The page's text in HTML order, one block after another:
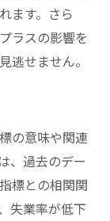
ます。さら
ラスの影響を
逃せません。
の意味や関連
、過去のデー
標との相関関
失業率が低下